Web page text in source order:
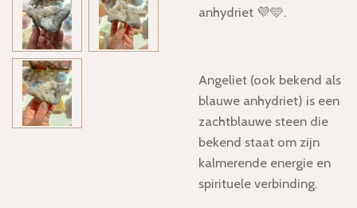
anhydriet 💜🩵.
Angeliet (ook bekend als
blauwe anhydriet) is een
zachtblauwe steen die
bekend staat om zijn
kalmerende energie en
spirituele verbinding.